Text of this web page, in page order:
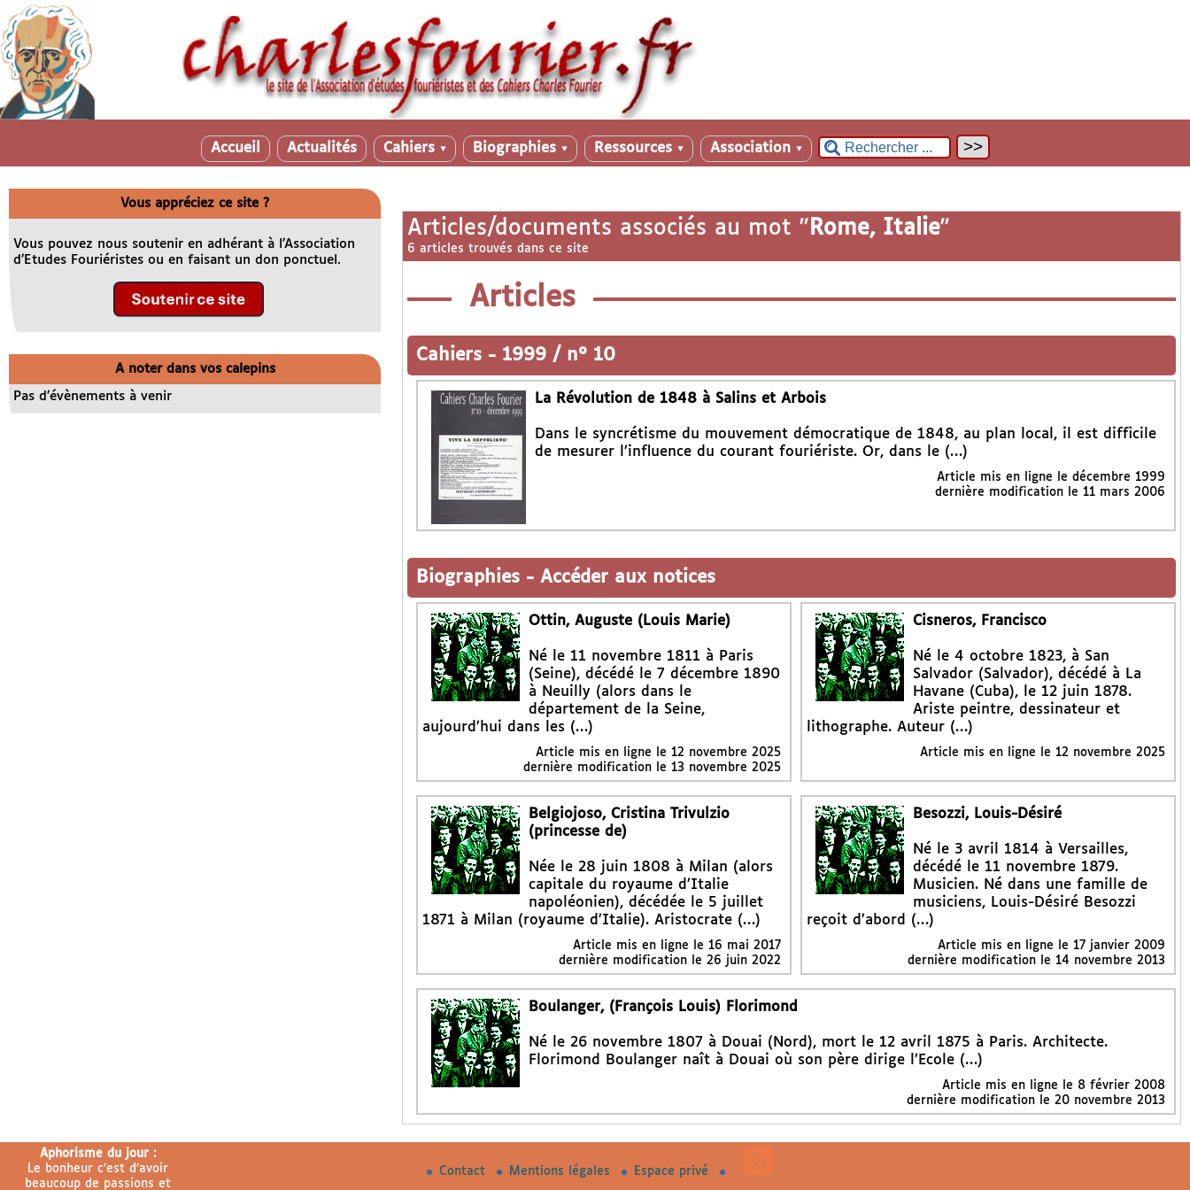
Accueil Actualités Cahiers ▼ Biographies ▼ Ressources ▼ Association ▼
Articles/documents associés au mot " Rome, Italie"
6 articles trouvés dans ce site
Articles
Cahiers - 1999 / n° 10
La Révolution de 1848 à Salins et Arbois
Dans le syncrétisme du mouvement démocratique de 1848, au plan local, il est difficile
de mesurer l’influence du courant fouriériste. Or, dans le (…)
Article mis en ligne le décembre 1999
dernière modification le 11 mars 2006
Biographies - Accéder aux notices
Ottin, Auguste (Louis Marie)
Né le 11 novembre 1811 à Paris
(Seine), décédé le 7 décembre 1890
à Neuilly (alors dans le
département de la Seine,
aujourd’hui dans les (…)
Article mis en ligne le 12 novembre 2025
dernière modification le 13 novembre 2025
Cisneros, Francisco
Né le 4 octobre 1823, à San
Salvador (Salvador), décédé à La
Havane (Cuba), le 12 juin 1878.
Ariste peintre, dessinateur et
lithographe. Auteur (…)
Article mis en ligne le12 novembre 2025
Belgiojoso, Cristina Trivulzio
(princesse de)
Née le 28 juin 1808 à Milan (alors
capitale du royaume d’Italie
napoléonien), décédée le 5 juillet
1871 à Milan (royaume d’Italie). Aristocrate (…)
Article mis en ligne le 16 mai 2017
dernière modification le 26 juin 2022
Besozzi, Louis-Désiré
Né le 3 avril 1814 à Versailles,
décédé le 11 novembre 1879.
Musicien. Né dans une famille de
musiciens, Louis-Désiré Besozzi
reçoit d’abord (…)
Article mis en ligne le17 janvier 2009
dernière modification le 14 novembre 2013
Boulanger, (François Louis) Florimond
Né le 26 novembre 1807 à Douai (Nord), mort le 12 avril 1875 à Paris. Architecte.
Florimond Boulanger naît à Douai où son père dirige l’Ecole (…)
Article mis en ligne le 8 février 2008
dernière modification le 20 novembre 2013
Vous appréciez ce site ?
Vous pouvez nous soutenir en adhérant à l’Association
d’Etudes Fouriéristes ou en faisant un don ponctuel.
A noter dans vos calepins
Pas d’évènements à venir
Aphorisme du jour :
Le bonheur c’est d’avoir
beaucoup de passions et
Contact Mentions légales Espace privé